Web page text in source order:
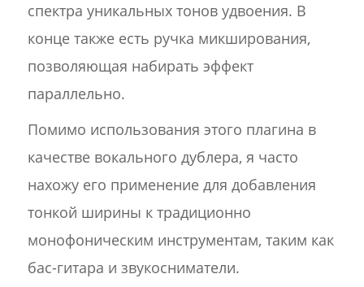
спектра уникальных тонов удвоения. В
конце также есть ручка микширования,
позволяющая набирать эффект
параллельно.
Помимо использования этого плагина в
качестве вокального дублера, я часто
нахожу его применение для добавления
тонкой ширины к традиционно
монофоническим инструментам, таким как
бас-гитара и звукосниматели.